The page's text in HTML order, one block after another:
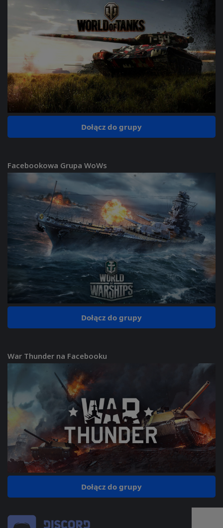
Dołącz do grupy
Facebookowa Grupa WoWs
Dołącz do grupy
War Thunder na Facebooku
Dołącz do grupy